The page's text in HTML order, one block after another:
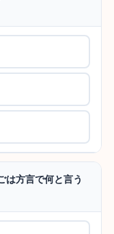
は方言で何と言う